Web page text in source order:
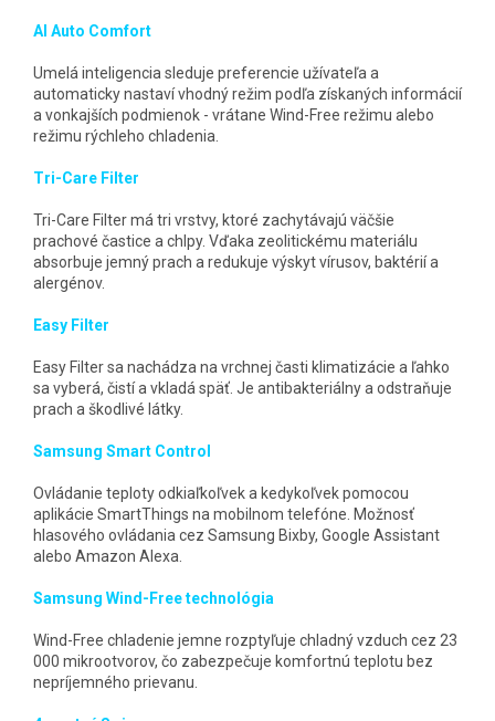
AI Auto Comfort
Umelá inteligencia sleduje preferencie užívateľa a
automaticky nastaví vhodný režim podľa získaných informácií
a vonkajších podmienok - vrátane Wind-Free režimu alebo
režimu rýchleho chladenia.
Tri-Care Filter
Tri-Care Filter má tri vrstvy, ktoré zachytávajú väčšie
prachové častice a chlpy. Vďaka zeolitickému materiálu
absorbuje jemný prach a redukuje výskyt vírusov, baktérií a
alergénov.
Easy Filter
Easy Filter sa nachádza na vrchnej časti klimatizácie a ľahko
sa vyberá, čistí a vkladá späť. Je antibakteriálny a odstraňuje
prach a škodlivé látky.
Samsung Smart Control
Ovládanie teploty odkiaľkoľvek a kedykoľvek pomocou
aplikácie SmartThings na mobilnom telefóne. Možnosť
hlasového ovládania cez Samsung Bixby, Google Assistant
alebo Amazon Alexa.
Samsung Wind-Free technológia
Wind-Free chladenie jemne rozptyľuje chladný vzduch cez 23
000 mikrootvorov, čo zabezpečuje komfortnú teplotu bez
nepríjemného prievanu.